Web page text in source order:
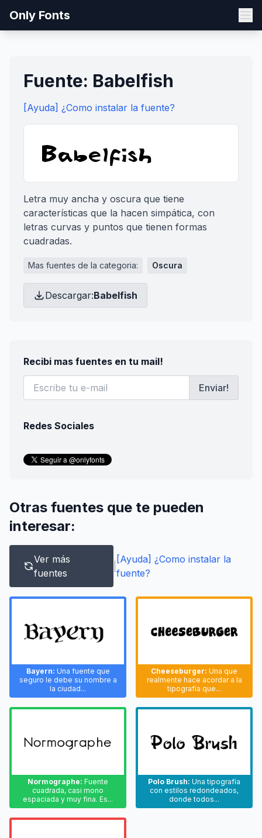
Only Fonts
Fuente: Babelfish
[Ayuda] ¿Como instalar la fuente?
Letra muy ancha y oscura que tiene
características que la hacen simpática, con
letras curvas y puntos que tienen formas
cuadradas.
Mas fuentes de la categoria: Oscura
Descargar:Babelfish
Recibi mas fuentes en tu mail!
Enviar!
Redes Sociales
Otras fuentes que te pueden
interesar:
Ver más
fuentes
[Ayuda] ¿Como instalar la
fuente?
Bayern: Una fuente que
seguro le debe su nombre a
la ciudad...
Cheeseburger: Una que
realmente hace acordar a la
tipografía que...
Normographe: Fuente
cuadrada, casi mono
espaciada y muy fina. Es...
Polo Brush: Una tipografía
con estilos redondeados,
donde todos...